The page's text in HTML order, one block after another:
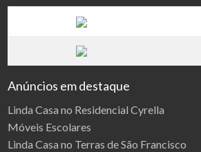
Anúncios em destaque
Linda Casa no Residencial Cyrella
Móveis Escolares
Linda Casa no Terras de São Francisco